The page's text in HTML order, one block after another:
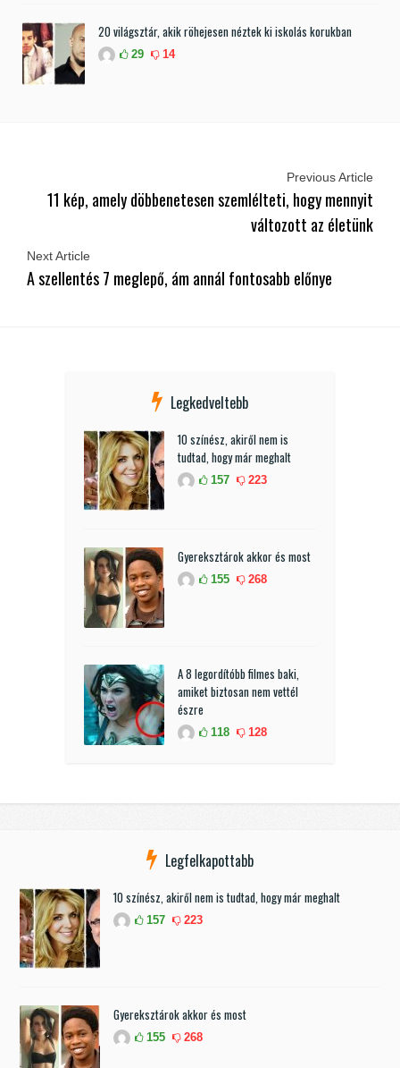
20 világsztár, akik röhejesen néztek ki iskolás korukban
29 14
Previous Article
11 kép, amely döbbenetesen szemlélteti, hogy mennyit
változott az életünk
Next Article
A szellentés 7 meglepő, ám annál fontosabb előnye
Legkedveltebb
10 színész, akiről nem is
tudtad, hogy már meghalt
157 223
Gyereksztárok akkor és most
155 268
A 8 legordítóbb filmes baki,
amiket biztosan nem vettél
észre
118 128
Legfelkapottabb
10 színész, akiről nem is tudtad, hogy már meghalt
157 223
Gyereksztárok akkor és most
155 268